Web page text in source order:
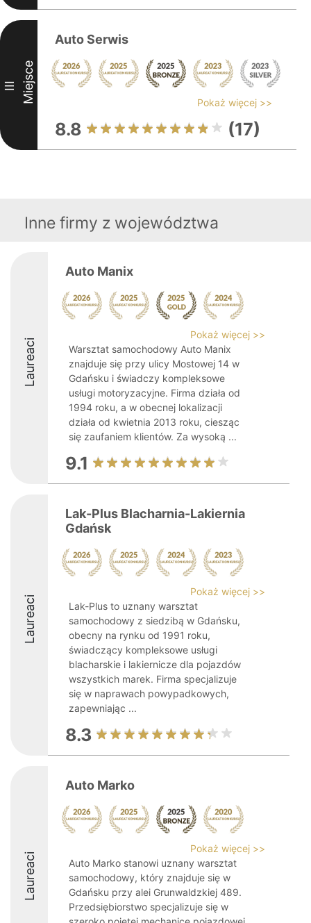
III Miejsce
Auto Serwis
Pokaż więcej >>
8.8 (17)
Inne firmy z województwa
Laureaci
Auto Manix
Pokaż więcej >>
Warsztat samochodowy Auto Manix
znajduje się przy ulicy Mostowej 14 w
Gdańsku i świadczy kompleksowe
usługi motoryzacyjne. Firma działa od
1994 roku, a w obecnej lokalizacji
działa od kwietnia 2013 roku, ciesząc
się zaufaniem klientów. Za wysoką ...
9.1
Laureaci
Lak-Plus Blacharnia-Lakiernia
Gdańsk
Pokaż więcej >>
Lak-Plus to uznany warsztat
samochodowy z siedzibą w Gdańsku,
obecny na rynku od 1991 roku,
świadczący kompleksowe usługi
blacharskie i lakiernicze dla pojazdów
wszystkich marek. Firma specjalizuje
się w naprawach powypadkowych,
zapewniając ...
8.3
Laureaci
Auto Marko
Pokaż więcej >>
Auto Marko stanowi uznany warsztat
samochodowy, który znajduje się w
Gdańsku przy alei Grunwaldzkiej 489.
Przedsiębiorstwo specjalizuje się w